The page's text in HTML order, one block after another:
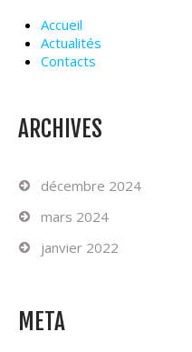
Accueil
Actualités
Contacts
ARCHIVES
décembre 2024
mars 2024
janvier 2022
META